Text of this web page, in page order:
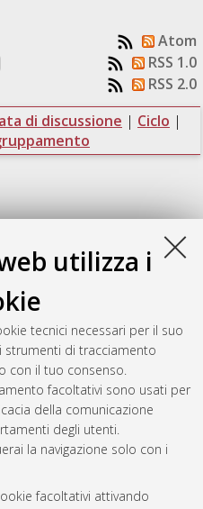
utilizza i
tecnici necessari per il suo
strumenti di tracciamento
con il tuo consenso.
facoltativi sono usati per
della comunicazione
degli utenti.
la navigazione solo con i
facoltativi attivando
Atom
RSS 1.0
RSS 2.0
di discussione | Ciclo |
Cosmic rays anti-deuteron flux
, [Dissertation thesis], Alma
Dottorato di ricerca in
amsdottorato/335.
Fri Aug 7 20:43:44 2026 CEST